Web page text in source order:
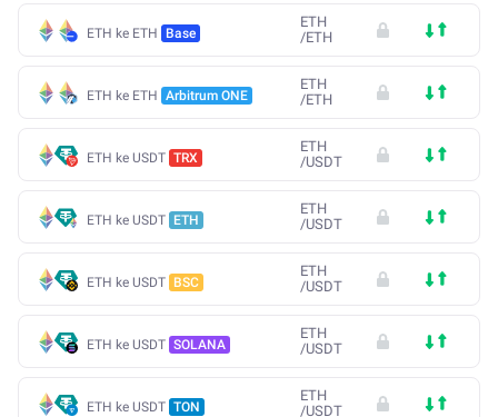
ETH ke ETH Base
ETH
/ETH
ETH ke ETH Arbitrum ONE
ETH
/ETH
ETH ke USDT TRX
ETH
/USDT
ETH ke USDT ETH
ETH
/USDT
ETH ke USDT BSC
ETH
/USDT
ETH ke USDT SOLANA
ETH
/USDT
ETH ke USDT TON
ETH
/USDT